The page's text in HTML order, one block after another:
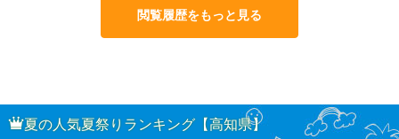
閲覧履歴をもっと見る
夏の人気夏祭りランキング【高知県】